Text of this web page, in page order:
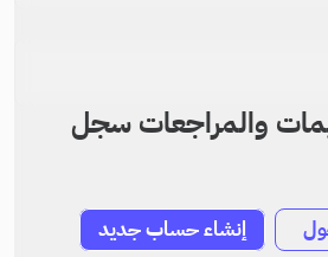
والمراجعات سجل
إنشاء حساب جديد